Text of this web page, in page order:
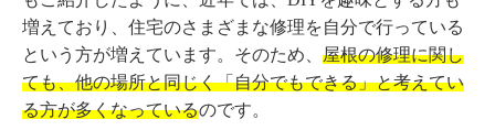
増えており、住宅のさまざまな修理を自分で行っている
という方が増えています。そのため、 屋根の修理に関し
ても、他の場所と同じく「自分でもできる」と考えてい
る方が多くなっているのです。